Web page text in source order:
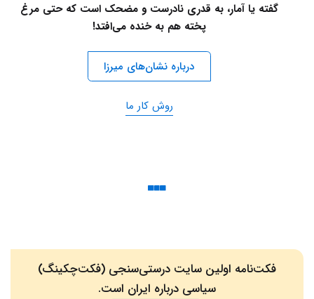
گفته یا آمار، به قدری نادرست و مضحک است که حتی مرغ
پخته هم به خنده می‌افتد!
درباره نشان‌های میرزا
روش کار ما
فکت‌نامه اولین سایت درستی‌سنجی (فکت‌چکینگ)
سیاسی درباره ایران است.